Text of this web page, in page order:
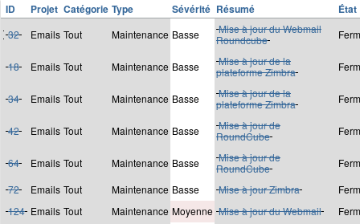
ID Projet Catégorie Type Sévérité Résumé
32 Emails Tout Maintenance Basse
Mise à jour du Webmail
Roundcube
18 Emails Tout Maintenance Basse
Mise à jour de la
plateforme Zimbra
34 Emails Tout Maintenance Basse
Mise à jour de la
plateforme Zimbra
42 Emails Tout Maintenance Basse
Mise à jour de
RoundCube
64 Emails Tout Maintenance Basse
Mise à jour de
RoundCube
72
Emails Tout Maintenance Basse Mise à jour Zimbra
124 Emails Tout Maintenance Moyenne Mise à jour du Webmail